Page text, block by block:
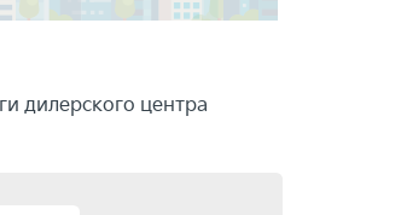
дилерского центра